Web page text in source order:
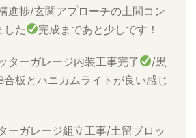
進捗/玄関アプローチの土間コン
した
完成まであと少しです！
ターガレージ内装工事完了
/黒
合板とハニカムライトが良い感じ
ーガレージ組立工事/土留ブロッ